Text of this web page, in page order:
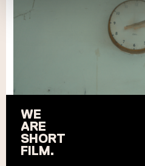
WE
ARE
SHORT
FILM.